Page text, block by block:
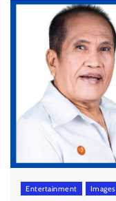
Entertainment Images